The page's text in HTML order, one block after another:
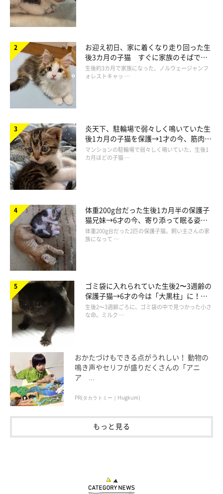
お迎え初日、家に着くなり走り回った生
後3カ月の子猫 すぐに家族のそばで落
ち着く姿に「迎えてよかった」
生後約3カ月で家族になった、ノルウェージャンフ
ォレストキャッ …
炎天下、駐輪場で弱々しく鳴いていた生
後1カ月の子猫を保護→1才の今、筋肉質
でツンデレなコに成長
マンションの駐輪場で弱々しく鳴いていた、生後1
カ月ほどの子猫 …
体重200g台だった生後1カ月半の保護子
猫兄妹→6才の今、寄り添って眠る姿に
ほっこり！
体重200g台だった2匹の保護子猫。飼い主さんの家
族になって …
ゴミ袋に入れられていた生後2〜3週齢の
保護子猫→6才の今は「大黒柱」に！
美しい黒猫に成長した姿にグッとくる
生後2〜3週齢ごろに、ゴミ袋の中で見つかった小さ
な命。ミルク …
おかたづけもできる点がうれしい！ 動物の
鳴き声やセリフが盛りだくさんの「アニ
ア ...
PR(タカラトミー｜Hugkum)
もっと見る